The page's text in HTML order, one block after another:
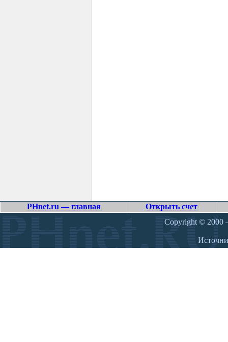
PHnet.ru — главная
Открыть счет
Copyright © 2000